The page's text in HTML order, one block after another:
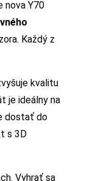
nova Y70
Každý z
kvalitu
je ideálny na
dostať do
s 3D
Vyhrať sa